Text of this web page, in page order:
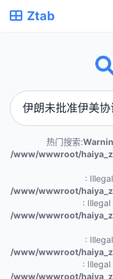
Ztab
热门搜索:
/www/wwwroot/
:
/www/wwwroot/
:
/www/wwwroot/
:
/www/wwwroot/
:
/www/wwwroot/